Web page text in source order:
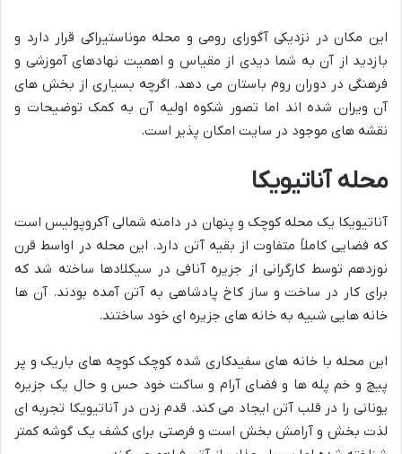
این مکان در نزدیکی آگورای رومی و محله موناستیراکی قرار دارد و
بازدید از آن به شما دیدی از مقیاس و اهمیت نهادهای آموزشی و
فرهنگی در دوران روم باستان می دهد. اگرچه بسیاری از بخش های
آن ویران شده اند اما تصور شکوه اولیه آن به کمک توضیحات و
نقشه های موجود در سایت امکان پذیر است.
محله آناتیویکا
آناتیویکا یک محله کوچک و پنهان در دامنه شمالی آکروپولیس است
که فضایی کاملاً متفاوت از بقیه آتن دارد. این محله در اواسط قرن
نوزدهم توسط کارگرانی از جزیره آنافی در سیکلادها ساخته شد که
برای کار در ساخت و ساز کاخ پادشاهی به آتن آمده بودند. آن ها
خانه هایی شبیه به خانه های جزیره ای خود ساختند.
این محله با خانه های سفیدکاری شده کوچک کوچه های باریک و پر
پیچ و خم پله ها و فضای آرام و ساکت خود حس و حال یک جزیره
یونانی را در قلب آتن ایجاد می کند. قدم زدن در آناتیویکا تجربه ای
لذت بخش و آرامش بخش است و فرصتی برای کشف یک گوشه کمتر